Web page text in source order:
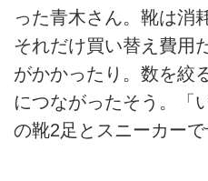
った青木さん。靴は消
それだけ買い替え費用
がかかったり。数を絞
につながったそう。「
の靴2足とスニーカーで